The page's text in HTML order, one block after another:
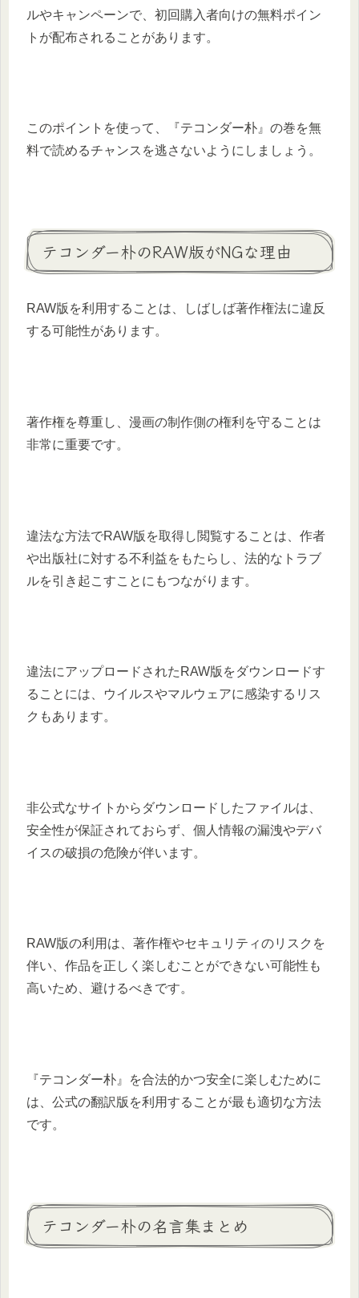
ルやキャンペーンで、初回購入者向けの無料ポイン
トが配布されることがあります。
このポイントを使って、『テコンダー朴』の巻を無
料で読めるチャンスを逃さないようにしましょう。
テコンダー朴のRAW版がNGな理由
RAW版を利用することは、しばしば著作権法に違反
する可能性があります。
著作権を尊重し、漫画の制作側の権利を守ることは
非常に重要です。
違法な方法でRAW版を取得し閲覧することは、作者
や出版社に対する不利益をもたらし、法的なトラブ
ルを引き起こすことにもつながります。
違法にアップロードされたRAW版をダウンロードす
ることには、ウイルスやマルウェアに感染するリス
クもあります。
非公式なサイトからダウンロードしたファイルは、
安全性が保証されておらず、個人情報の漏洩やデバ
イスの破損の危険が伴います。
RAW版の利用は、著作権やセキュリティのリスクを
伴い、作品を正しく楽しむことができない可能性も
高いため、避けるべきです。
『テコンダー朴』を合法的かつ安全に楽しむために
は、公式の翻訳版を利用することが最も適切な方法
です。
テコンダー朴の名言集まとめ